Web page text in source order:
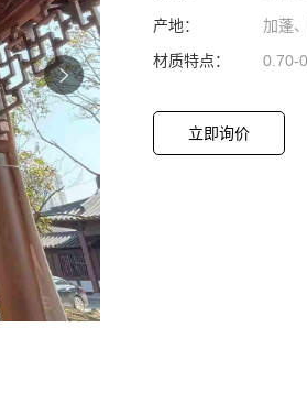
产地：
加蓬
材质特点：
0.70-
立即询价